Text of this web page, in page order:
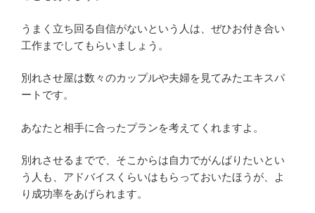
うまく立ち回る自信がないという人は、ぜひお付き合い
工作までしてもらいましょう。
別れさせ屋は数々のカップルや夫婦を見てみたエキスパ
ートです。
あなたと相手に合ったプランを考えてくれますよ。
別れさせるまでで、そこからは自力でがんばりたいとい
う人も、アドバイスくらいはもらっておいたほうが、よ
り成功率をあげられます。